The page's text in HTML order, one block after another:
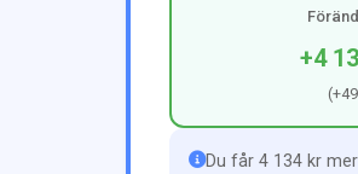
+4
(
Du får 4 134 kr